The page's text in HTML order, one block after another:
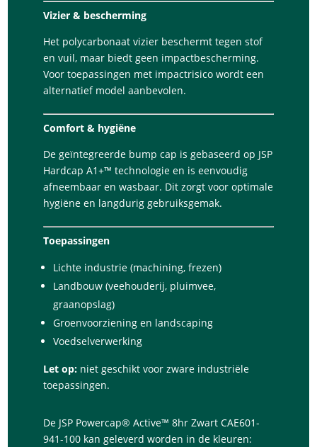
Vizier & bescherming
Het polycarbonaat vizier beschermt tegen stof
en vuil, maar biedt geen impactbescherming.
Voor toepassingen met impactrisico wordt een
alternatief model aanbevolen.
Comfort & hygiëne
De geïntegreerde bump cap is gebaseerd op JSP
Hardcap A1+™ technologie en is eenvoudig
afneembaar en wasbaar. Dit zorgt voor optimale
hygiëne en langdurig gebruiksgemak.
Toepassingen
Lichte industrie (machining, frezen)
Landbouw (veehouderij, pluimvee,
graanopslag)
Groenvoorziening en landscaping
Voedselverwerking
Let op: niet geschikt voor zware industriële
toepassingen.
De JSP Powercap® Active™ 8hr Zwart CAE601-
941-100 kan geleverd worden in de kleuren: